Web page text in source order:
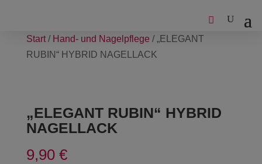
Start/ Hand- und Nagelpflege / „ELEGANT
RUBIN“ HYBRID NAGELLACK
„ELEGANT RUBIN“ HYBRID
NAGELLACK
9,90 €